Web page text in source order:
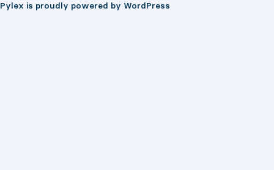
Pylex is proudly powered by WordPress